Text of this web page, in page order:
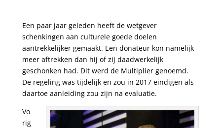
Een paar jaar geleden heeft de wetgever
schenkingen aan culturele goede doelen
aantrekkelijker gemaakt. Een donateur kon namelijk
meer aftrekken dan hij of zij daadwerkelijk
geschonken had. Dit werd de Multiplier genoemd.
De regeling was tijdelijk en zou in 2017 eindigen als
daartoe aanleiding zou zijn na evaluatie.
Vo
rig